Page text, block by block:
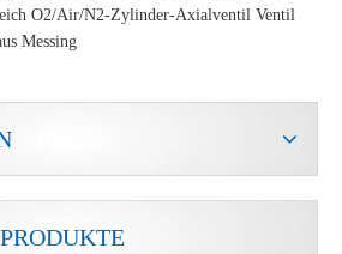
O2/Air/N2-Zylinder-Axialventil Ventil
Messing
Sian D35 Safety LPG Zylindersteuerventile